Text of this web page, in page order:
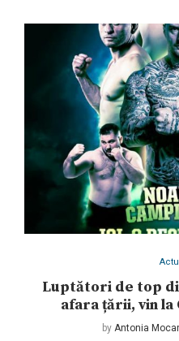
Luptători de top
afara țării, vin la
by Antonia